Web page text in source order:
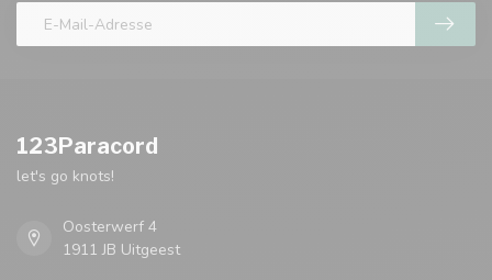
123Paracord
let's go knots!
Oosterwerf 4
1911 JB Uitgeest